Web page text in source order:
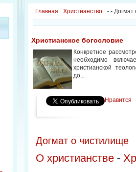
Главная -
Христианство - Догмат
Христианское богословие
Конкретное
необходимо
христианской
до...
Нравится
Догмат о чистилище
О христианстве -